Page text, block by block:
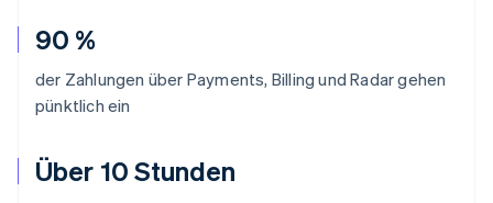
90 %
der Zahlungen über Payments, Billing und Radar gehen
pünktlich ein
Über 10 Stunden